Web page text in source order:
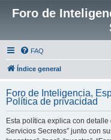
Foro de
FAQ
Índice general
Foro de Inteligencia,
Política de privacidad
Esta política explica con
Servicios Secretos” junto con